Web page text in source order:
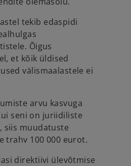
tekib edaspidi
Õigus
et kõik üldised
välismaalastele ei
arvu kasvuga
seni on juriidiliste
siis muudatuste
trahv 100 000 eurot.
direktiivi ülevõtmise